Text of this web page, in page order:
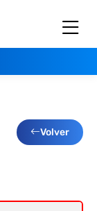
Volver